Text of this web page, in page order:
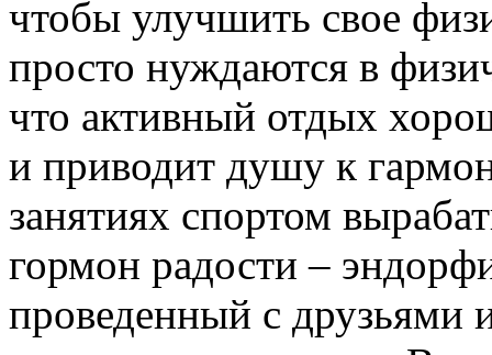
чтобы улучшить свое
просто нуждаются в
что активный отдых
и приводит душу к
занятиях спортом
гормон радости –
проведенный с друзьями